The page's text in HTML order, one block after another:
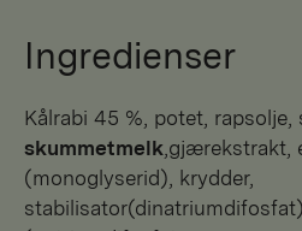
Ingredienser
kålrabi 45 %, potet, rapsolje,
skummetmelk ,gjærekstrakt,
(monoglyserid), krydder,